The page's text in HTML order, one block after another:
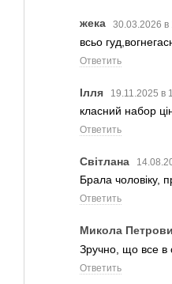
жека 30.03.2026 в
всьо
Ответить
Ілля 19.11.2025 в
класний набор
Ответить
Світлана
Брала чоловіку,
Ответить
Микола
Зручно, що все в
Ответить